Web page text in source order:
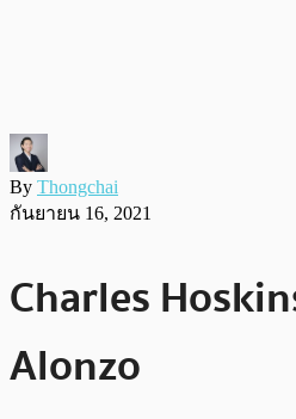
By Thongchai
กันยายน 16, 2021
Charles
Alonzo